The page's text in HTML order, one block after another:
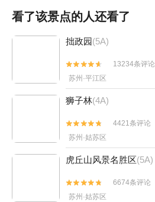
看了该景点的人还看了
拙政园(5A)


13234条评论
苏州·平江区
狮子林(4A)


4421条评论
苏州·姑苏区
虎丘山风景名胜区(5A)


6674条评论
苏州·姑苏区